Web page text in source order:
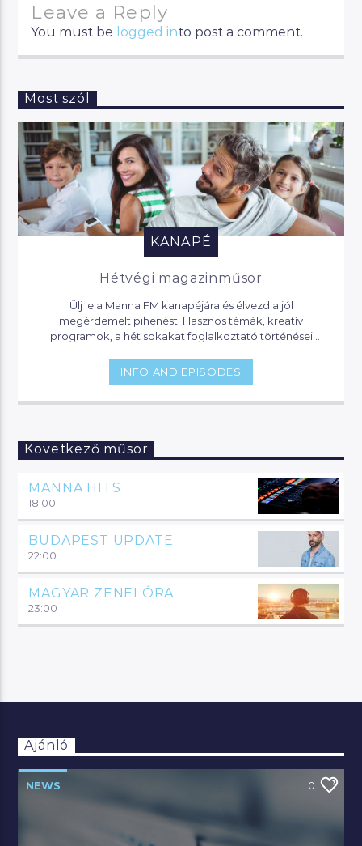
Leave a Reply
You must be logged into post a comment.
Most szól
KANAPÉ
Hétvégi magazinműsor
Ülj le a Manna FM kanapéjára és élvezd a jól
megérdemelt pihenést. Hasznos témák, kreatív
programok, a hét sokakat foglalkoztató történései
foglalsz nálunk.
INFO AND EPISODES
Következő műsor
MANNA HITS
18:00
BUDAPEST UPDATE
22:00
MAGYAR ZENEI ÓRA
23:00
Ajánló
NEWS 0